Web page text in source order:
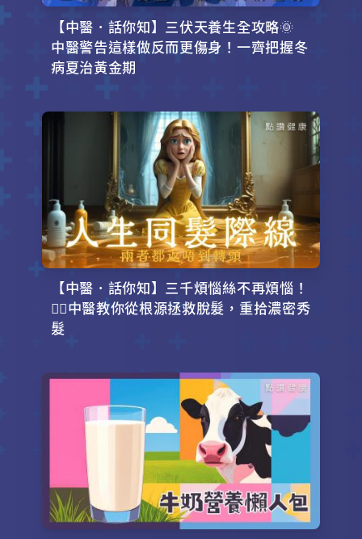
【中醫．話你知】三伏天養生全攻略🌞
中醫警告這樣做反而更傷身！一齊把握冬
病夏治黃金期
【中醫．話你知】三千煩惱絲不再煩惱！
💇‍♂️中醫教你從根源拯救脫髮，重拾濃密秀
髮